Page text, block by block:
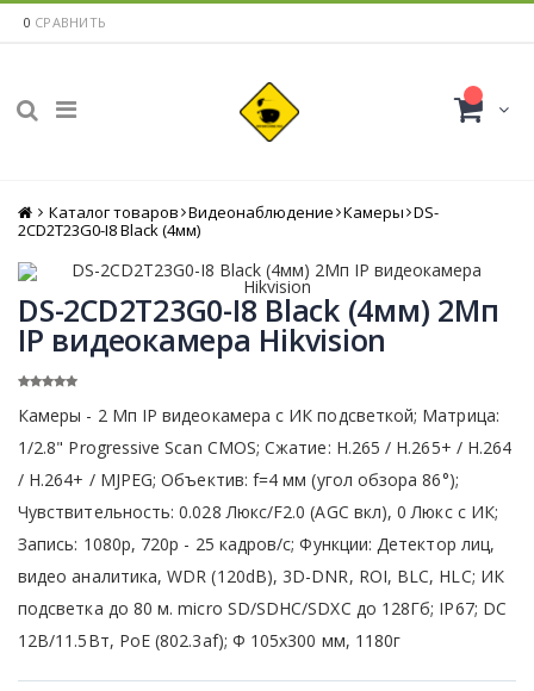
0 СРАВНИТЬ
Главная
Каталог товаров Видеонаблюдение Камеры DS-
2CD2T23G0-I8 Black (4мм)
DS-2CD2T23G0-I8 Black (4мм) 2Мп
IP видеокамера Hikvision
Камеры - 2 Мп IP видеокамера с ИК подсветкой; Матрица:
1/2.8" Progressive Scan CMOS; Сжатие: Н.265 / Н.265+ / H.264
/ H.264+ / MJPEG; Объектив: f=4 мм (угол обзора 86°);
Чувствительность: 0.028 Люкс/F2.0 (AGC вкл), 0 Люкс с ИК;
Запись: 1080р, 720р - 25 кадров/с; Функции: Детектор лиц,
видео аналитика, WDR (120dB), 3D-DNR, ROI, BLC, HLC; ИК
подсветка до 80 м. micro SD/SDHC/SDXC до 128Гб; IP67; DC
12В/11.5Вт, PoE (802.3af); Ф 105х300 мм, 1180г